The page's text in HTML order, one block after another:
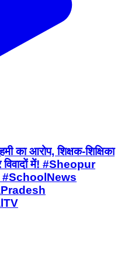
का आरोप, शिक्षक-शिक्षिका
विवादों में! #Sheopur